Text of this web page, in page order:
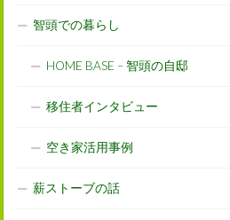
智頭での暮らし
HOME BASE – 智頭の自邸
移住者インタビュー
空き家活用事例
薪ストーブの話